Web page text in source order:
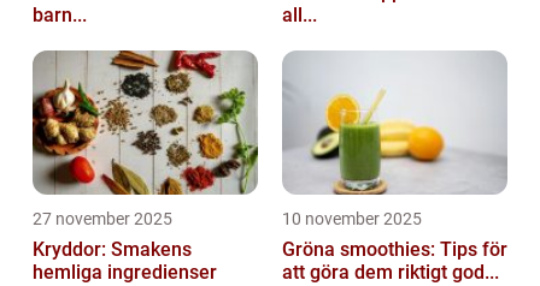
barn...
all...
27 november 2025
Kryddor: Smakens
hemliga ingredienser
10 november 2025
Gröna smoothies: Tips för
att göra dem riktigt god...